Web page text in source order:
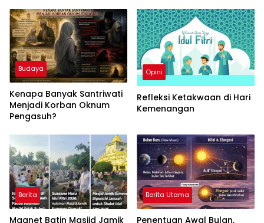
Budaya
Kenapa Banyak Santriwati
Menjadi Korban Oknum
Pengasuh?
Opini
Refleksi Ketakwaan di Hari
Kemenangan
Berita
Magnet Batin Masjid Jamik
Berita Utama
Penentuan Awal Bulan,